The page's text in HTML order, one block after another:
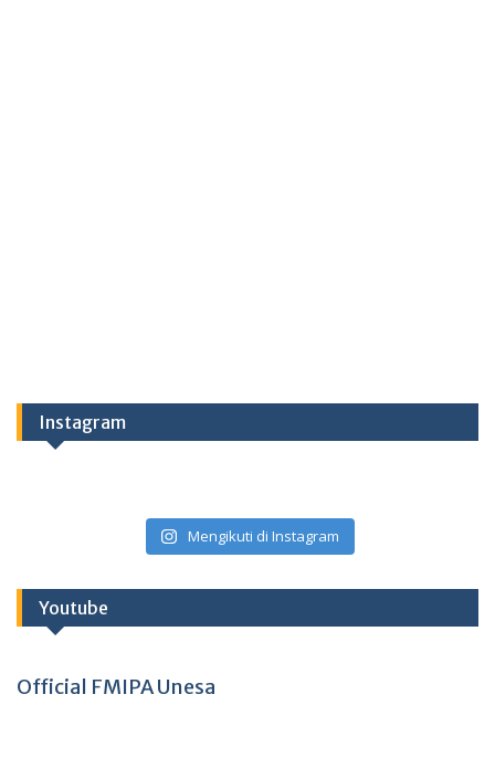
Instagram
Mengikuti di Instagram
Youtube
Official FMIPA Unesa